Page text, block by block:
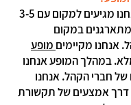
במהלך המופע אנחנו מגיעים למקום עם 3-5
מתארגנים במקום
אנחנו מקיימים מופע
במהלך המופע אנחנו
של חברי הקהל. אנחנו
דרך אמצעים של תקשורת